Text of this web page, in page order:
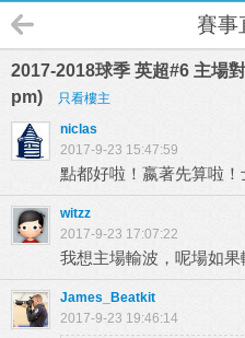
賽事
2017-2018球季 英超#6 主場
pm)
只看樓主
niclas
2017-9-23 15:47:59
點都好啦！嬴著先算啦！
witzz
2017-9-23 17:07:22
我想主場輸波，呢場如
James_Beatkit
2017-9-23 19:46:14